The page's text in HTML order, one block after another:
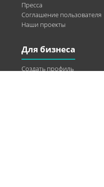
Пресса
Соглашение пользователя
Наши проекты
Для бизнеса
Создать профиль